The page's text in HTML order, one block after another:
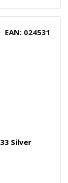
EAN: 024531
Silver